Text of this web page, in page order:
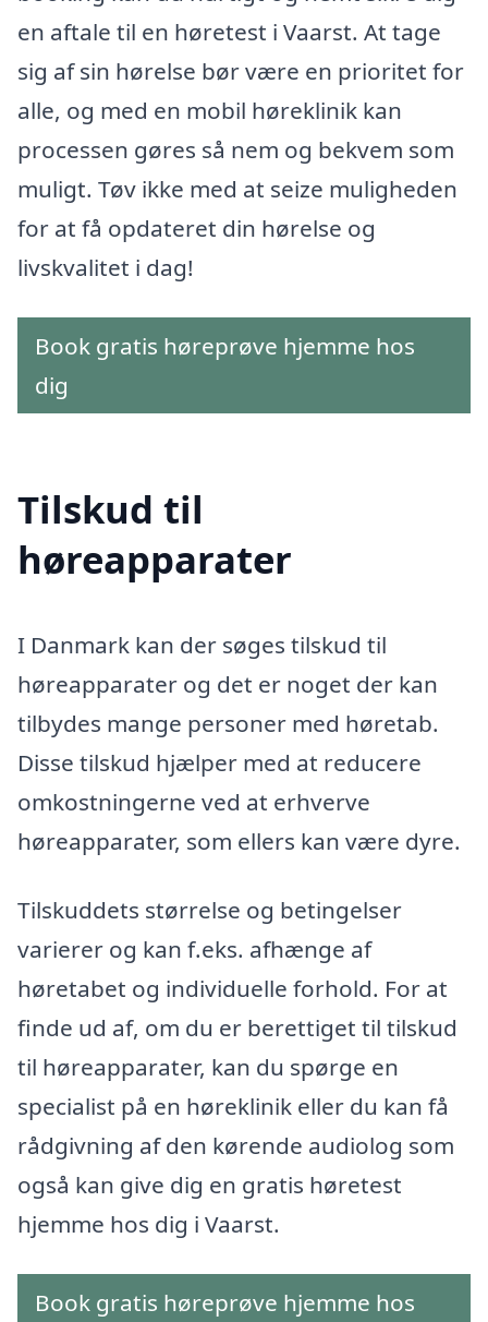
en aftale til en høretest i Vaarst. At tage
sig af sin hørelse bør være en prioritet for
alle, og med en mobil høreklinik kan
processen gøres så nem og bekvem som
muligt. Tøv ikke med at seize muligheden
for at få opdateret din hørelse og
livskvalitet i dag!
Book gratis høreprøve hjemme hos
dig
Tilskud til
høreapparater
I Danmark kan der søges tilskud til
høreapparater og det er noget der kan
tilbydes mange personer med høretab.
Disse tilskud hjælper med at reducere
omkostningerne ved at erhverve
høreapparater, som ellers kan være dyre.
Tilskuddets størrelse og betingelser
varierer og kan f.eks. afhænge af
høretabet og individuelle forhold. For at
finde ud af, om du er berettiget til tilskud
til høreapparater, kan du spørge en
specialist på en høreklinik eller du kan få
rådgivning af den kørende audiolog som
også kan give dig en gratis høretest
hjemme hos dig i Vaarst.
Book gratis høreprøve hjemme hos